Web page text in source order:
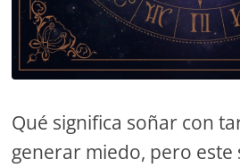
Qué significa soñar con
generar miedo, pero este